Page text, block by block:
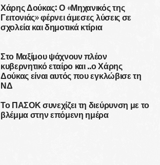
Χάρης Δούκας: Ο «Μηχανικός της
Γειτονιάς» φέρνει άμεσες λύσεις σε
σχολεία και δημοτικά κτίρια
Στο Μαξίμου ψάχνουν πλέον
κυβερνητικό εταίρο και ..ο Χάρης
Δούκας είναι αυτός που εγκλώβισε τη
ΝΔ
Το ΠΑΣΟΚ συνεχίζει τη διεύρυνση με το
βλέμμα στην επόμενη ημέρα